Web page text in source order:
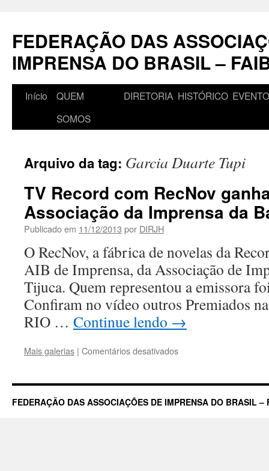
conteúdo
FEDERAÇÃO DAS
IMPRENSA DO BRASIL –
Início
QUEM
SOMOS
DIRETORIA HISTÓRICO
Arquivo da tag: Garcia Duarte Tupi
TV Record com RecNov
Associação da Imprensa da
Publicado em 11/12/2013 por DIRJH
O RecNov, a fábrica de novelas da
AIB de Imprensa, da Associação de
Tijuca. Quem representou a emissora
Confiram no vídeo outros Premiados
RIO … Continue lendo →
Mais galerias | Comentários desativadosem
com
RecNov
FEDERAÇÃO DAS ASSOCIAÇÕES DE IMPRENSA DO BRASIL –